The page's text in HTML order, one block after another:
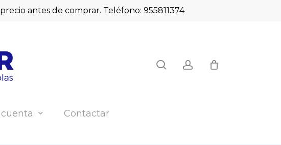
antes de comprar. Teléfono: 955811374
Contactar